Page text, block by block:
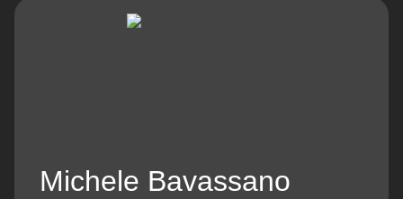
Michele Bavassano